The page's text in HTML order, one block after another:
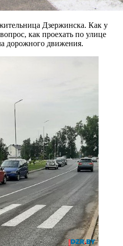
Дзержинска. Как у
как проехать по улице
дорожного движения.